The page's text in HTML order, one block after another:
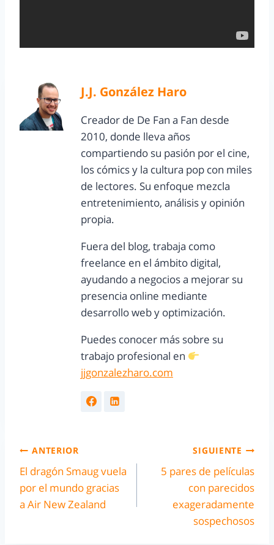
J.J. González Haro
Creador de De Fan a Fan desde
2010, donde lleva años
compartiendo su pasión por el cine,
los cómics y la cultura pop con miles
de lectores. Su enfoque mezcla
entretenimiento, análisis y opinión
propia.
Fuera del blog, trabaja como
freelance en el ámbito digital,
ayudando a negocios a mejorar su
presencia online mediante
desarrollo web y optimización.
Puedes conocer más sobre su
trabajo profesional en
jjgonzalezharo.com
ANTERIOR
El dragón Smaug vuela
por el mundo gracias
a Air New Zealand
SIGUIENTE
5 pares de películas
con parecidos
exageradamente
sospechosos